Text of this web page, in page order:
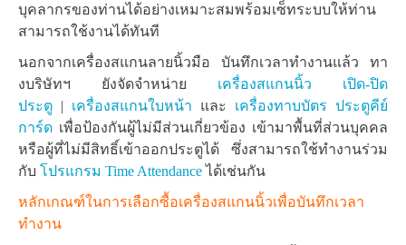
บุคลากรของท่านได้อย่างเหมาะสมพร้อมเซ็ทระบบให้ท่าน
สามารถใช้งานได้ทันที
นอกจากเครื่องสแกนลายนิ้วมือ บันทึกเวลาทำงานแล้ว ทา
งบริษัทฯ ยังจัดจำหน่าย เครื่องสแกนนิ้ว เปิด-ปิด
ประตู | เครื่องสแกนใบหน้า และ เครื่องทาบบัตร ประตูคีย์
การ์ด เพื่อป้องกันผู้ไม่มีส่วนเกี่ยวข้อง เข้ามาพื้นที่ส่วนบุคคล
หรือผู้ที่ไม่มีสิทธิ์เข้าออกประตูได้ ซึ่งสามารถใช้ทำงานร่วม
กับ โปรแกรม Time Attendanceได้เช่นกัน
หลักเกณฑ์ในการเลือกซื้อเครื่องสแกนนิ้วเพื่อบันทึกเวลา
ทำงาน